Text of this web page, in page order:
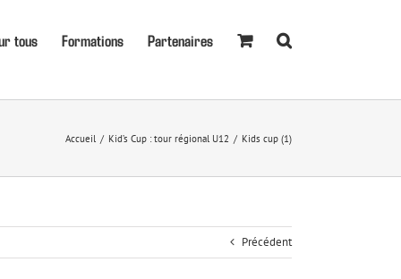
tous Formations Partenaires
Accueil Kid’s Cup : tour régional U12 Kids cup (1)
Précédent